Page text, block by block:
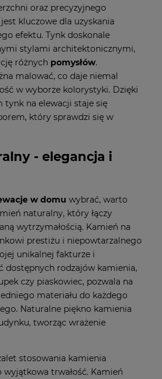
oraz precyzyjnego
kluczowe dla uzyskania
efektu. Tynk doskonale
stylami architektonicznymi,
różnych pomysłów.
malować, co daje niemal
w wyborze kolorystyki. Dzięki
tynk na elewacji staje się
który sprawdzi się w
- elegancja i
w domu wybrać, warto
naturalny, który łączy
wytrzymałością. Kamień na
prestiżu i niepowtarzalnego
unikalnej fakturze i
dostępnych rodzajów kamienia,
czy piaskowiec, pozwala na
materiału do każdego
Naturalne piękno kamienia
tworząc wrażenie
stosowania kamienia
trwałość. Kamień